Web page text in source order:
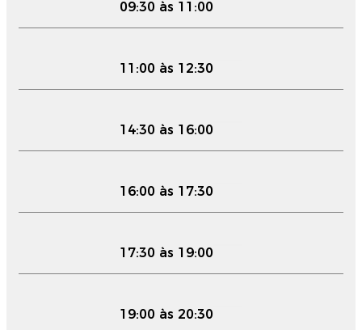
09:30 às 11:00
11:00 às 12:30
14:30 às 16:00
16:00 às 17:30
17:30 às 19:00
19:00 às 20:30